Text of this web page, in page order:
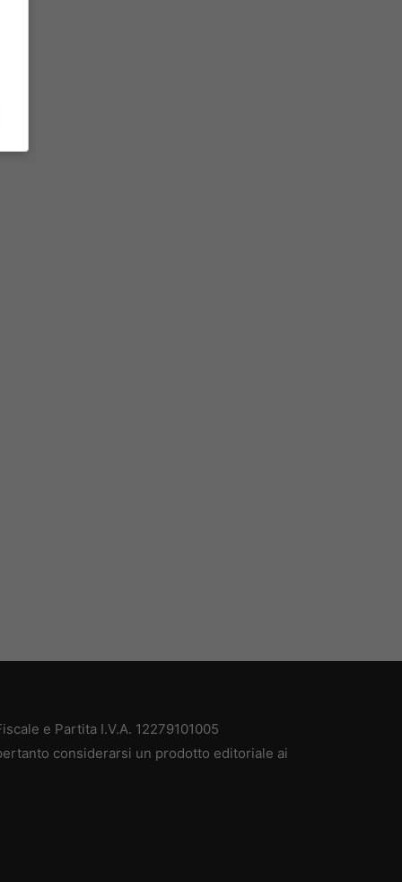
e Partita I.V.A. 12279101005
considerarsi un prodotto editoriale ai